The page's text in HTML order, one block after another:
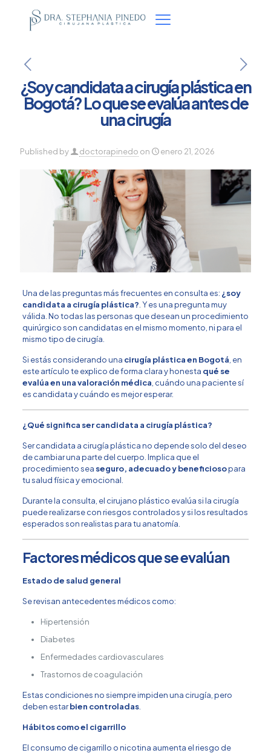
¿Soy candidata a cirugía plástica en
Bogotá? Lo que se evalúa antes de
una cirugía
Published by doctorapinedo on enero 21, 2026
Una de las preguntas más frecuentes en consulta es: ¿soy
candidata a cirugía plástica? . Y es una pregunta muy
válida. No todas las personas que desean un procedimiento
quirúrgico son candidatas en el mismo momento, ni para el
mismo tipo de cirugía.
Si estás considerando una cirugía plástica en Bogotá , en
este artículo te explico de forma clara y honesta qué se
evalúa en una valoración médica , cuándo una paciente sí
es candidata y cuándo es mejor esperar.
¿Qué significa ser candidata a cirugía plástica?
Ser candidata a cirugía plástica no depende solo del deseo
de cambiar una parte del cuerpo. Implica que el
procedimiento sea seguro, adecuado y beneficiosopara
tu salud física y emocional.
Durante la consulta, el cirujano plástico evalúa si la cirugía
puede realizarse con riesgos controlados y si los resultados
esperados son realistas para tu anatomía.
Factores médicos que se evalúan
Estado de salud general
Se revisan antecedentes médicos como:
Hipertensión
Diabetes
Enfermedades cardiovasculares
Trastornos de coagulación
Estas condiciones no siempre impiden una cirugía, pero
deben estarbien controladas.
Hábitos como el cigarrillo
El consumo de cigarrillo o nicotina aumenta el riesgo de